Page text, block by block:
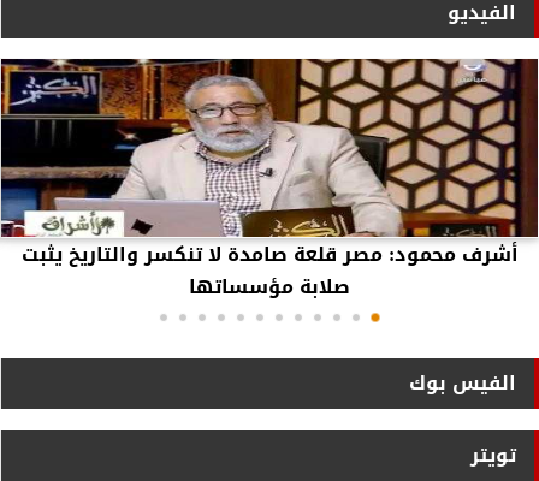
الفيديو
أشرف محمود: مصر قلعة صامدة لا تنكسر والتاريخ يثبت
صلابة مؤسساتها
الفيس بوك
تويتر